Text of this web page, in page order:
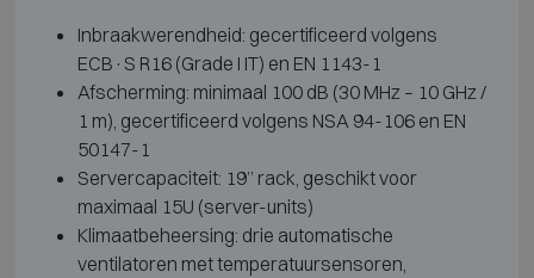
Inbraakwerendheid: gecertificeerd volgens
ECB·S R16 (Grade I IT) en EN 1143-1
Afscherming: minimaal 100 dB (30 MHz – 10 GHz /
1 m), gecertificeerd volgens NSA 94-106 en EN
50147-1
Servercapaciteit: 19” rack, geschikt voor
maximaal 15U (server-units)
Klimaatbeheersing: drie automatische
ventilatoren met temperatuursensoren,